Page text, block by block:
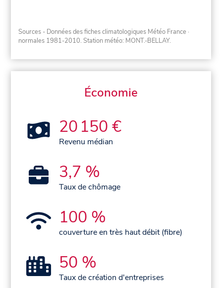
Sources - Données des fiches climatologiques Météo France ·
normales 1981-2010. Station météo: MONT.-BELLAY.
Économie
20 150 €
Revenu médian
3,7 %
Taux de chômage
100 %
couverture en très haut débit (fibre)
50 %
Taux de création d'entreprises